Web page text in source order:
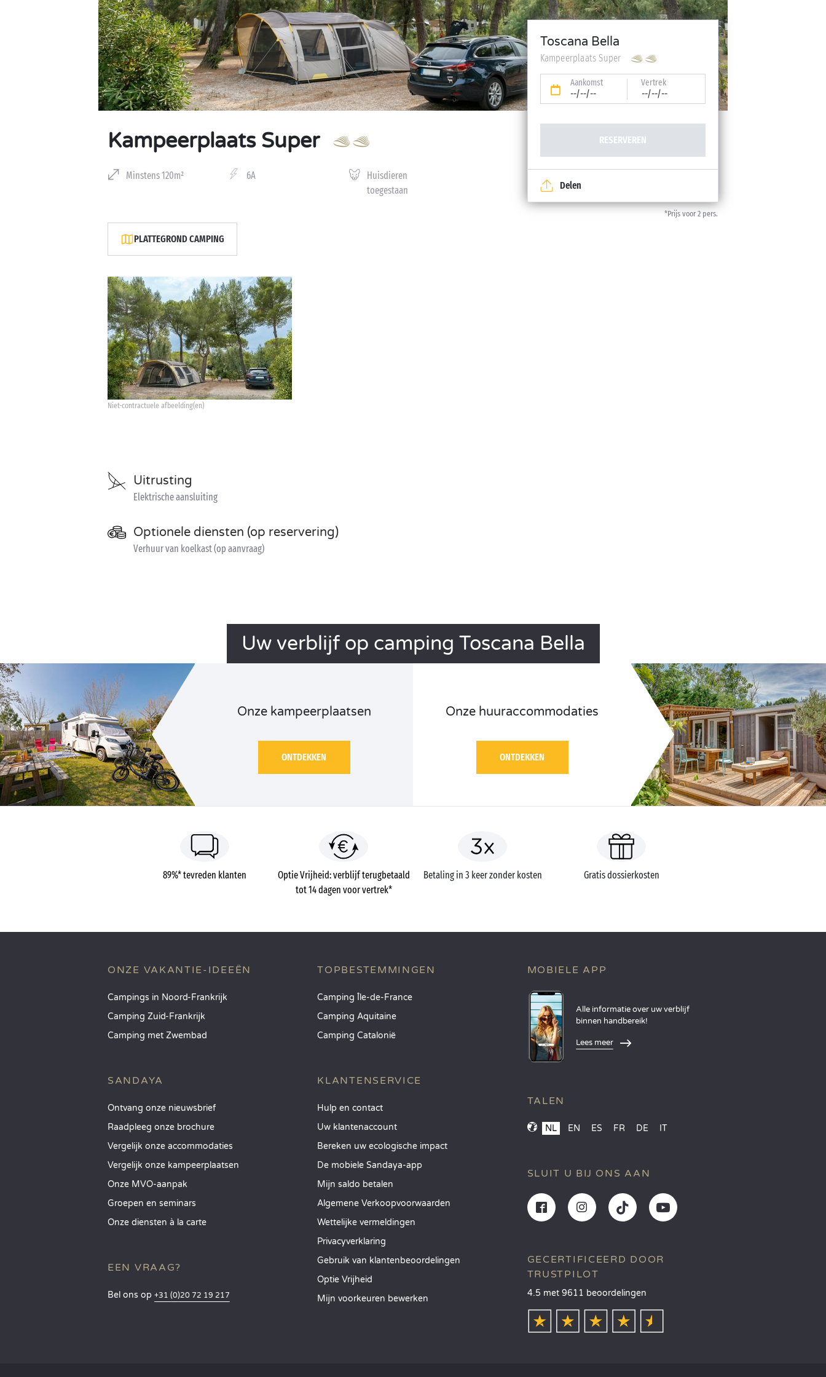
Kampeerplaats Super
Minstens 120m² 6A
Huisdieren
toegestaan
PLATTEGROND CAMPING
Niet-contractuele afbeelding(en)
Uitrusting
Elektrische aansluiting
Optionele diensten (op reservering)
Verhuur van koelkast (op aanvraag)
Toscana Bella
Kampeerplaats Super
Aankomst
--/--/--
Vertrek
--/--/--
RESERVEREN
*Prijs voor 2 pers.
Delen
Uw verblijf op camping Toscana Bella
Onze kampeerplaatsen
ONTDEKKEN
Onze huuraccommodaties
ONTDEKKEN
89%* tevreden klanten
Optie Vrijheid: verblijf terugbetaald
tot 14 dagen voor vertrek*
Betaling in 3 keer zonder kosten Gratis dossierkosten
ONZE VAKANTIE-IDEEËN
Campings in Noord-Frankrijk
Camping Zuid-Frankrijk
Camping met Zwembad
SANDAYA
Ontvang onze nieuwsbrief
Raadpleeg onze brochure
Vergelijk onze accommodaties
Vergelijk onze kampeerplaatsen
Onze MVO-aanpak
Groepen en seminars
Onze diensten à la carte
EEN VRAAG?
Bel ons op +31 (0)20 72 19 217
TOPBESTEMMINGEN
Camping Île-de-France
Camping Aquitaine
Camping Catalonië
KLANTENSERVICE
Hulp en contact
Uw klantenaccount
Bereken uw ecologische impact
De mobiele Sandaya-app
Mijn saldo betalen
Algemene Verkoopvoorwaarden
Wettelijke vermeldingen
Privacyverklaring
Gebruik van klantenbeoordelingen
Optie Vrijheid
Mijn voorkeuren bewerken
MOBIELE APP
Alle informatie over uw verblijf
binnen handbereik!
Lees meer
TALEN
NL EN ES FR DE IT
SLUIT U BIJ ONS AAN
GECERTIFICEERD DOOR
TRUSTPILOT
4.5 met 9611 beoordelingen